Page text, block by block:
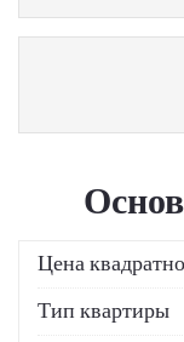
Цена
Тип квартиры